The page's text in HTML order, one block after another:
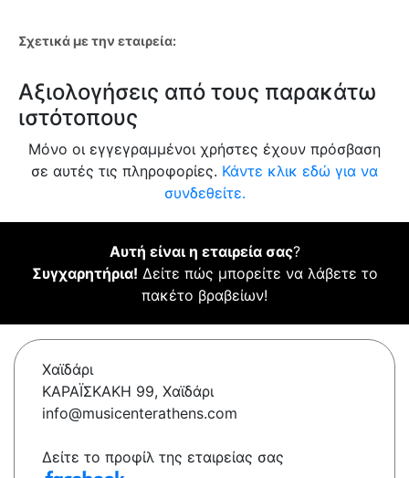
Σχετικά με την εταιρεία:
Αξιολογήσεις από τους παρακάτω
ιστότοπους
Μόνο οι εγγεγραμμένοι χρήστες έχουν πρόσβαση
σε αυτές τις πληροφορίες. Κάντε κλικ εδώ για να
συνδεθείτε.
Αυτή είναι η εταιρεία σας?
Συγχαρητήρια! Δείτε πώς μπορείτε να λάβετε το
πακέτο βραβείων!
Χαϊδάρι
ΚΑΡΑΪΣΚΑΚΗ 99, Χαϊδάρι
info@musicenterathens.com
Δείτε το προφίλ της εταιρείας σας